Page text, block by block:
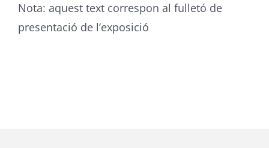
Nota: aquest text correspon al fulletó de
presentació de l’exposició